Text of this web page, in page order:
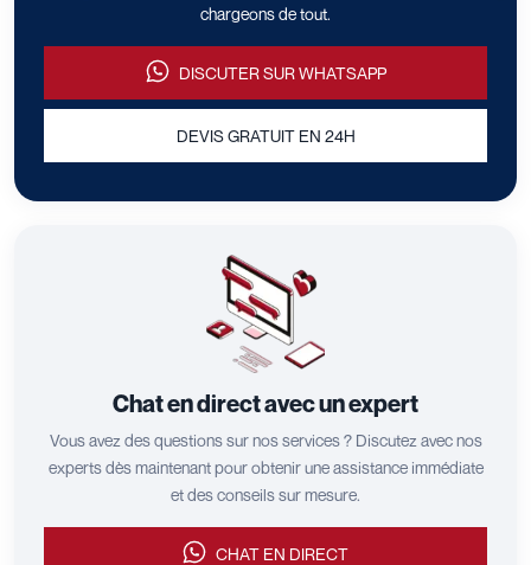
chargeons de tout.
DISCUTER SUR WHATSAPP
DEVIS GRATUIT EN 24H
Chat en direct avec un expert
Vous avez des questions sur nos services ? Discutez avec nos
experts dès maintenant pour obtenir une assistance immédiate
et des conseils sur mesure.
CHAT EN DIRECT